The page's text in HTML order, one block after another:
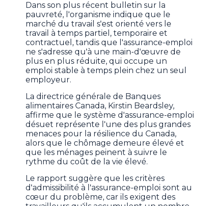
Dans son plus récent bulletin sur la
pauvreté, l'organisme indique que le
marché du travail s'est orienté vers le
travail à temps partiel, temporaire et
contractuel, tandis que l'assurance-emploi
ne s'adresse qu'à une main-d'œuvre de
plus en plus réduite, qui occupe un
emploi stable à temps plein chez un seul
employeur.
La directrice générale de Banques
alimentaires Canada, Kirstin Beardsley,
affirme que le système d'assurance-emploi
désuet représente l'une des plus grandes
menaces pour la résilience du Canada,
alors que le chômage demeure élevé et
que les ménages peinent à suivre le
rythme du coût de la vie élevé.
Le rapport suggère que les critères
d'admissibilité à l'assurance-emploi sont au
cœur du problème, car ils exigent des